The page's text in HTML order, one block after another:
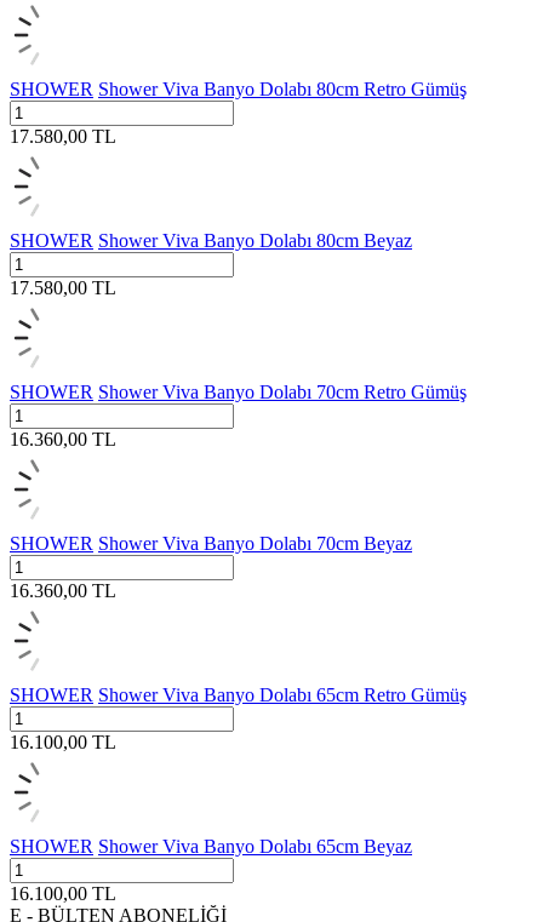
SHOWER Shower Viva Banyo Dolabı 80cm Retro Gümüş
17.580,00 TL
SHOWER Shower Viva Banyo Dolabı 80cm Beyaz
17.580,00 TL
SHOWER Shower Viva Banyo Dolabı 70cm Retro Gümüş
16.360,00 TL
SHOWER Shower Viva Banyo Dolabı 70cm Beyaz
16.360,00 TL
SHOWER Shower Viva Banyo Dolabı 65cm Retro Gümüş
16.100,00 TL
SHOWER Shower Viva Banyo Dolabı 65cm Beyaz
16.100,00 TL
E - BÜLTEN ABONELİĞİ